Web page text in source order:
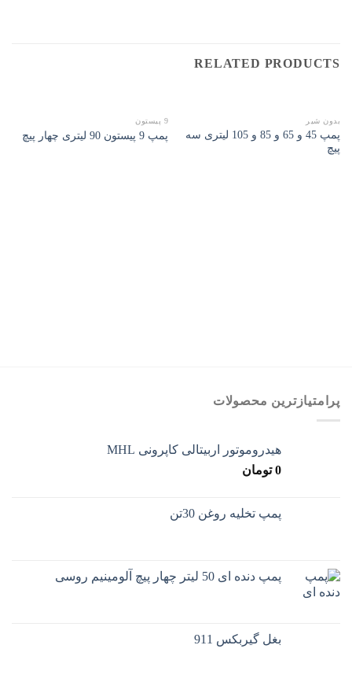
RELATED PRODUCTS
بدون شیر
پمپ 45 و 65 و 85 و 105 لیتری سه
پیچ
9 پیستون
پمپ 9 پیستون 90 لیتری چهار پیچ
پرامتیازترین محصولات
هیدروموتور اربیتالی کاپرونی MHL
0 تومان
پمپ تخلیه روغن 30تن
پمپ دنده ای 50 لیتر چهار پیچ آلومینیم روسی
بغل گیربکس 911